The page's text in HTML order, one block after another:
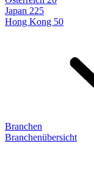
Japan 225
Hong Kong 50
Branchen
Branchenübersicht